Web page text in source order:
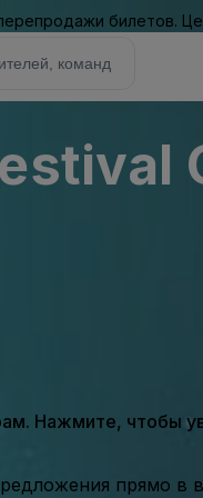
билетов.
Нажмите, чтобы
прямо в